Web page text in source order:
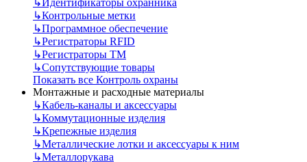
↳Идентификаторы охранника
↳Контрольные метки
↳Программное обеспечение
↳Регистраторы RFID
↳Регистраторы ТМ
↳Сопутствующие товары
Показать все Контроль охраны
Монтажные и расходные материалы
↳Кабель-каналы и аксессуары
↳Коммутационные изделия
↳Крепежные изделия
↳Металлические лотки и аксессуары к ним
↳Металлорукава